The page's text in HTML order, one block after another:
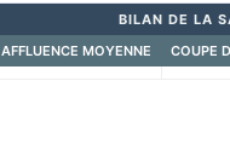
BILAN DE LA
AFFLUENCE MOYENNE COUPE